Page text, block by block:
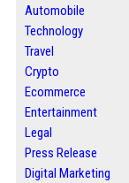
Automobile
Technology
Travel
Crypto
Ecommerce
Entertainment
Legal
Press Release
Digital Marketing